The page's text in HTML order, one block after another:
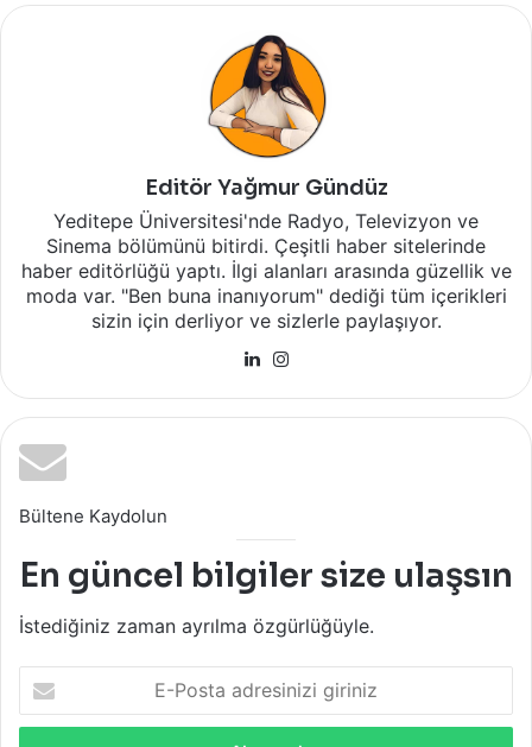
Editör Yağmur Gündüz
Yeditepe Üniversitesi'nde Radyo, Televizyon ve
Sinema bölümünü bitirdi. Çeşitli haber sitelerinde
haber editörlüğü yaptı. İlgi alanları arasında güzellik ve
moda var. "Ben buna inanıyorum" dediği tüm içerikleri
sizin için derliyor ve sizlerle paylaşıyor.
LinkedIn
Bültene Kaydolun
En güncel bilgiler size ulaşsın
İstediğiniz zaman ayrılma özgürlüğüyle.
Posta
adresinizi